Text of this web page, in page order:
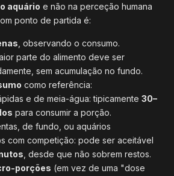
aquário e não na perceção humana
ponto de partida é:
, observando o consumo.
parte do alimento deve ser
sem acumulação no fundo.
como referência:
e de meia-água: tipicamente 30–
para consumir a porção.
de fundo, ou aquários
com competição: pode ser aceitável
, desde que não sobrem restos.
porções (em vez de uma "dose